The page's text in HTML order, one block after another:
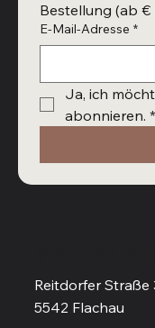
Reitdorfer Straße
5542 Flachau
Bestellung (ab €
E-Mail-Adresse *
Ja, ich
abonnieren. *